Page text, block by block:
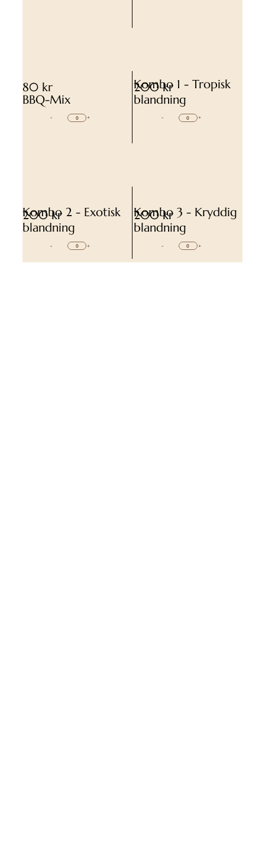
80 kr
BBQ-Mix
- +
200 kr
Kombo 1 - Tropisk
blandning
- +
200 kr
Kombo 2 - Exotisk
blandning
- +
200 kr
Kombo 3 - Kryddig
blandning
- +